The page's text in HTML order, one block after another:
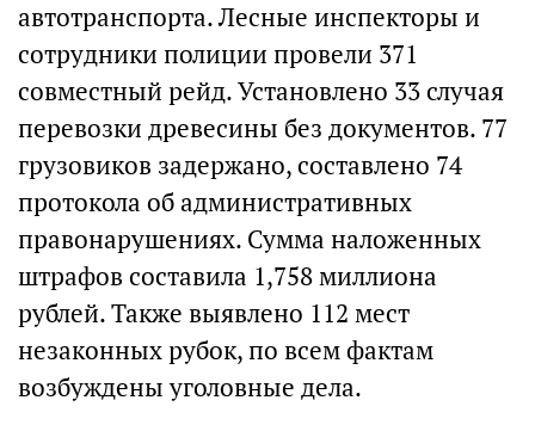
автотранспорта. Лесные инспекторы и
сотрудники полиции провели 371
совместный рейд. Установлено 33 случая
перевозки древесины без документов. 77
грузовиков задержано, составлено 74
протокола об административных
правонарушениях. Сумма наложенных
штрафов составила 1,758 миллиона
рублей. Также выявлено 112 мест
незаконных рубок, по всем фактам
возбуждены уголовные дела.